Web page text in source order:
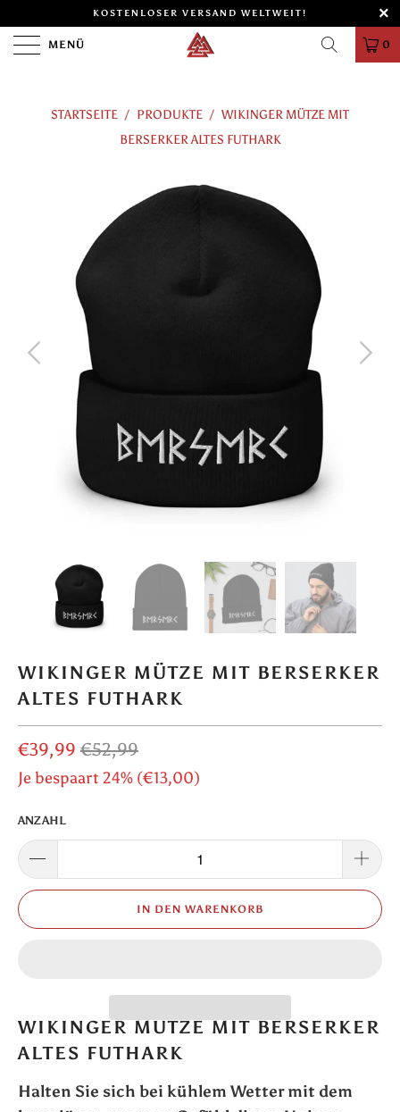
KOSTENLOSER VERSAND WELTWEIT!
MENÜ 0
STARTSEITE / PRODUKTE / WIKINGER MÜTZE MIT
BERSERKER ALTES FUTHARK
WIKINGER MÜTZE MIT BERSERKER
ALTES FUTHARK
€39,99 €52,99
Je bespaart 24% (€13,00)
ANZAHL
IN DEN WARENKORB
WIKINGER MÜTZE MIT BERSERKER
ALTES FUTHARK
Halten Sie sich bei kühlem Wetter mit dem